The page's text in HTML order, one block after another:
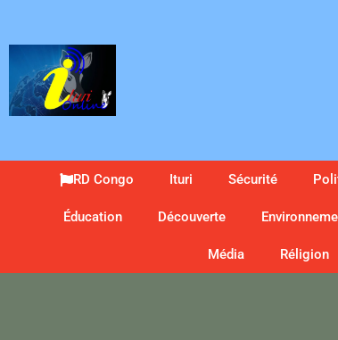
RD Congo Ituri Sécurité
Éducation Découverte
Média Réligion